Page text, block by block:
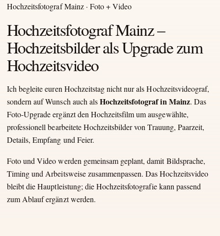
Hochzeitsfotograf Mainz · Foto + Video
Hochzeitsfotograf Mainz –
Hochzeitsbilder als Upgrade zum
Hochzeitsvideo
Ich begleite euren Hochzeitstag nicht nur als Hochzeitsvideograf,
sondern auf Wunsch auch alsHochzeitsfotograf in Mainz. Das
Foto-Upgrade ergänzt den Hochzeitsfilm um ausgewählte,
professionell bearbeitete Hochzeitsbilder von Trauung, Paarzeit,
Details, Empfang und Feier.
Foto und Video werden gemeinsam geplant, damit Bildsprache,
Timing und Arbeitsweise zusammenpassen. Das Hochzeitsvideo
bleibt die Hauptleistung; die Hochzeitsfotografie kann passend
zum Ablauf ergänzt werden.